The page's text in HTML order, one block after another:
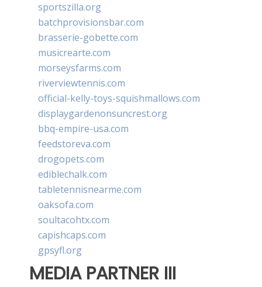
sportszilla.org
batchprovisionsbar.com
brasserie-gobette.com
musicrearte.com
morseysfarms.com
riverviewtennis.com
official-kelly-toys-squishmallows.com
displaygardenonsuncrest.org
bbq-empire-usa.com
feedstoreva.com
drogopets.com
ediblechalk.com
tabletennisnearme.com
oaksofa.com
soultacohtx.com
capishcaps.com
gpsyfl.org
MEDIA PARTNER III